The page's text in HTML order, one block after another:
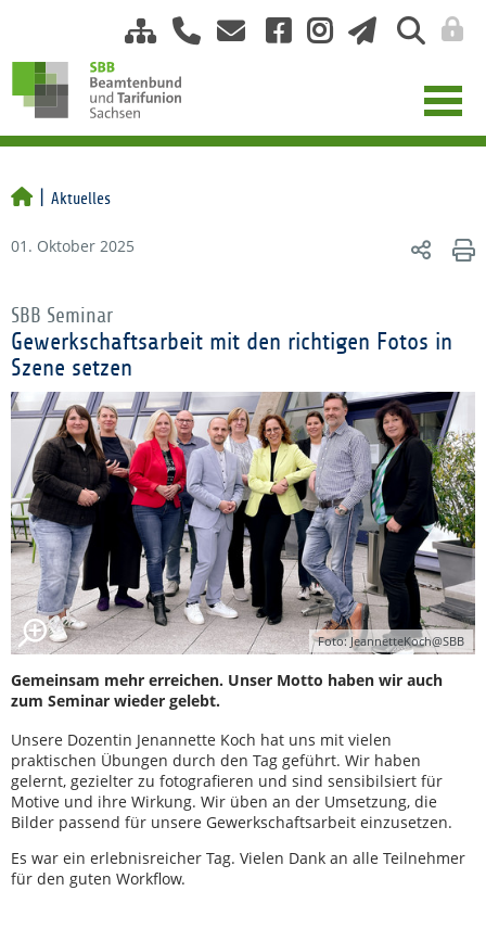
Aktuelles
01. Oktober 2025
SBB Seminar
Gewerkschaftsarbeit mit den richtigen Fotos in
Szene setzen
Foto: JeannetteKoch@SBB
Gemeinsam mehr erreichen. Unser Motto haben wir auch
zum Seminar wieder gelebt.
Unsere Dozentin Jenannette Koch hat uns mit vielen
praktischen Übungen durch den Tag geführt. Wir haben
gelernt, gezielter zu fotografieren und sind sensibilsiert für
Motive und ihre Wirkung. Wir üben an der Umsetzung, die
Bilder passend für unsere Gewerkschaftsarbeit einzusetzen.
Es war ein erlebnisreicher Tag. Vielen Dank an alle Teilnehmer
für den guten Workflow.